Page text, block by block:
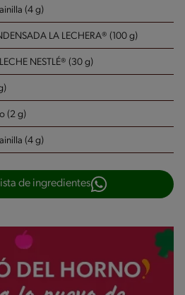
(4 g)
LA LECHERA® (100 g)
NESTLÉ® (30 g)
(2 g)
(4 g)
de ingredientes